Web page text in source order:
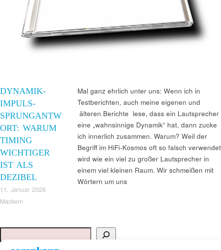
DYNAMIK-
IMPULS-
SPRUNGANTW
ORT: WARUM
TIMING
WICHTIGER
IST ALS
DEZIBEL
11. Januar 2026
Mackern
Mal ganz ehrlich unter uns: Wenn ich in
Testberichten, auch meine eigenen und
älteren Berichte lese, dass ein Lautsprecher
eine „wahnsinnige Dynamik“ hat, dann zucke
ich innerlich zusammen. Warum? Weil der
Begriff im HiFi-Kosmos oft so falsch verwendet
wird wie ein viel zu großer Lautsprecher in
einem viel kleinen Raum. Wir schmeißen mit
Wörtern um uns